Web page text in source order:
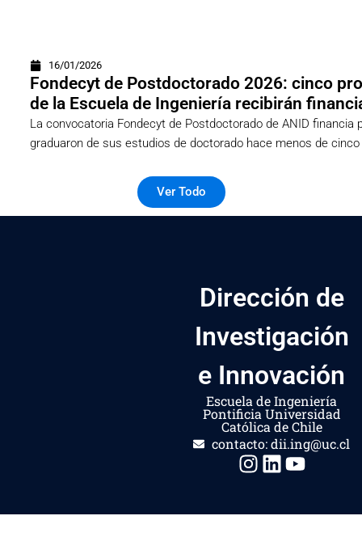
16/01/2026
Fondecyt de Postdoctorado 2026: cinco
de la Escuela de Ingeniería recibirán
La convocatoria Fondecyt de Postdoctorado de ANID
graduaron de sus estudios de doctorado hace menos de cinco
Ver Todo
Dirección de
Investigación
e Innovación
Escuela de Ingeniería
Pontificia Universidad
Católica de Chile
contacto: dii.ing@uc.cl